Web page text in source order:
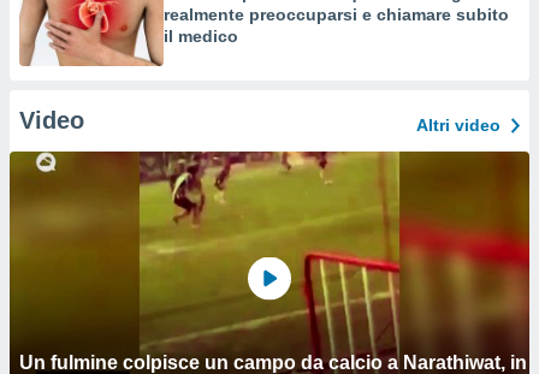
realmente preoccuparsi e chiamare subito
il medico
Video Altri video
Un fulmine colpisce un campo da calcio a Narathiwat, in